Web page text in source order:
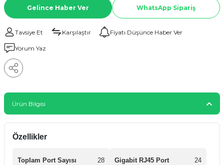
Gelince Haber Ver WhatsApp Sipariş
Tavsiye Et Karşılaştır Fiyatı Düşünce Haber Ver
Yorum Yaz
Ürün Bilgisi
Özellikler
Toplam Port Sayısı 28 Gigabit RJ45 Port 24